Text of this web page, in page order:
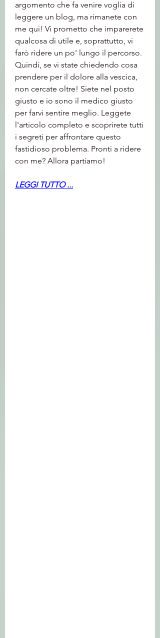
argomento che fa venire voglia di
leggere un blog, ma rimanete con
me qui! Vi prometto che imparerete
qualcosa di utile e, soprattutto, vi
farò ridere un po' lungo il percorso.
Quindi, se vi state chiedendo cosa
prendere per il dolore alla vescica,
non cercate oltre! Siete nel posto
giusto e io sono il medico giusto
per farvi sentire meglio. Leggete
l'articolo completo e scoprirete tutti
i segreti per affrontare questo
fastidioso problema. Pronti a ridere
con me? Allora partiamo!
LEGGI TUTTO ...